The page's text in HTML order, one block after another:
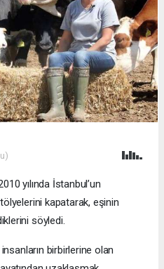
yılında İstanbul’un
kapatarak, eşinin
söyledi.
birbirlerine olan